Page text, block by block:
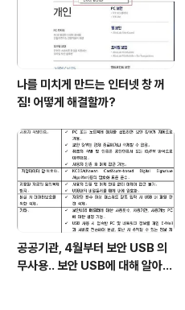
나를 미치게 만드는 인터넷 창 꺼
짐! 어떻게 해결할까?
공공기관, 4월부터 보안 USB 의
무사용.. 보안 USB에 대해 알아봅